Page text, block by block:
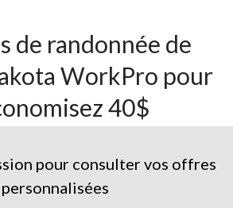
de randonnée de
WorkPro pour
40$
pour consulter vos offres
personnalisées